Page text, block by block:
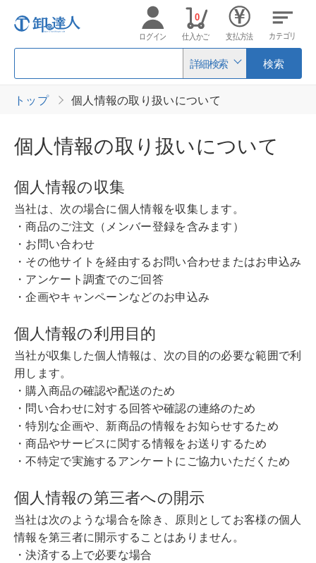
詳細検索 検索
ログイン 仕入かご
0
支払方法 カテゴリ
トップ 個人情報の取り扱いについて
個人情報の取り扱いについて
個人情報の収集
当社は、次の場合に個人情報を収集します。
・商品のご注文（メンバー登録を含みます）
・お問い合わせ
・その他サイトを経由するお問い合わせまたはお申込み
・アンケート調査でのご回答
・企画やキャンペーンなどのお申込み
個人情報の利用目的
当社が収集した個人情報は、次の目的の必要な範囲で利
用します。
・購入商品の確認や配送のため
・問い合わせに対する回答や確認の連絡のため
・特別な企画や、新商品の情報をお知らせするため
・商品やサービスに関する情報をお送りするため
・不特定で実施するアンケートにご協力いただくため
個人情報の第三者への開示
当社は次のような場合を除き、原則としてお客様の個人
情報を第三者に開示することはありません。
・決済する上で必要な場合